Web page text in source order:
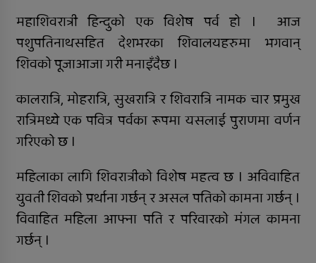
कर्णालीमा विपद् प्रतिकार्य योजना लागू
रुकुम पश्चिमका छ स्थानीय तहले ल्याए
तिन अर्ब ६२ करोड बजेट
सार्वजनिक बिदामा पनि सेवा दिदै
कालीकोटका नौ पालिकाको चार अर्ब ५५
अपाङ्गता भएकी छात्राको शिक्षाबाट बन्चित
सुर्खेतमा लागुऔषधविरुद्ध सचेतना
कार्यक्रम
महाशिवरात्री हिन्दुको एक विशेष पर्व हो । आज
पशुपतिनाथसहित देशभरका शिवालयहरुमा भगवान्
शिवको पूजाआजा गरी मनाइँदैछ ।
कालरात्रि, मोहरात्रि, सुखरात्रि र शिवरात्रि नामक चार प्रमुख
रात्रिमध्ये एक पवित्र पर्वका रूपमा यसलाई पुराणमा वर्णन
गरिएको छ ।
महिलाका लागि शिवरात्रीको विशेष महत्व छ । अविवाहित
युवती शिवको प्रर्थाना गर्छन् र असल पतिको कामना गर्छन् ।
विवाहित महिला आफ्ना पति र परिवारको मंगल कामना
गर्छन् ।